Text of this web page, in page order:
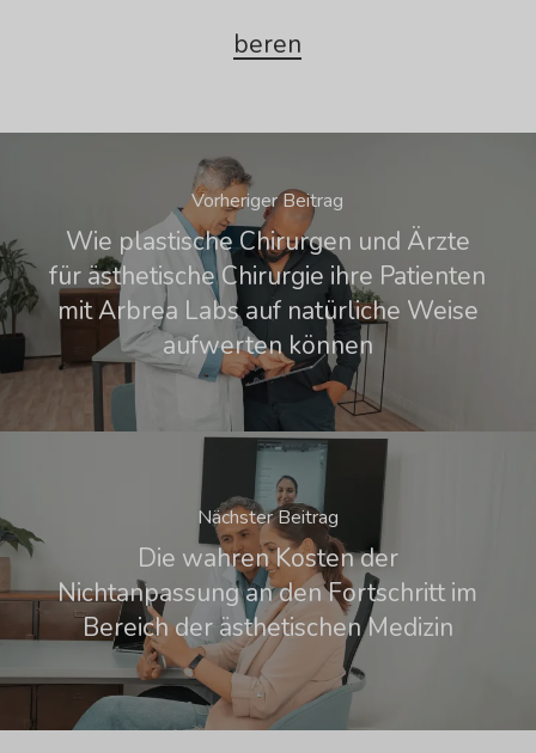
beren
Vorheriger Beitrag
Wie plastische Chirurgen und Ärzte
für ästhetische Chirurgie ihre Patienten
mit Arbrea Labs auf natürliche Weise
aufwerten können
Nächster Beitrag
Die wahren Kosten der
Nichtanpassung an den Fortschritt im
Bereich der ästhetischen Medizin